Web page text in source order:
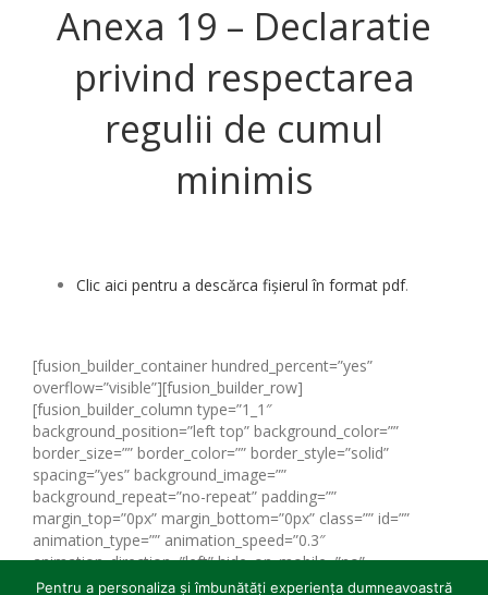
Anexa 19 – Declaratie
privind respectarea
regulii de cumul
minimis
Clic aici pentru a descărca fișierul în format pdf.
[fusion_builder_container hundred_percent=”yes”
overflow=”visible”][fusion_builder_row]
[fusion_builder_column type=”1_1″
background_position=”left top” background_color=””
border_size=”” border_color=”” border_style=”solid”
spacing=”yes” background_image=””
background_repeat=”no-repeat” padding=””
margin_top=”0px” margin_bottom=”0px” class=”” id=””
animation_type=”” animation_speed=”0.3″
animation_direction=”left” hide_on_mobile=”no”
center_content=”no” min_height=”none”]Anexa-19-
Pentru a personaliza și îmbunătăți experiența dumneavoastră